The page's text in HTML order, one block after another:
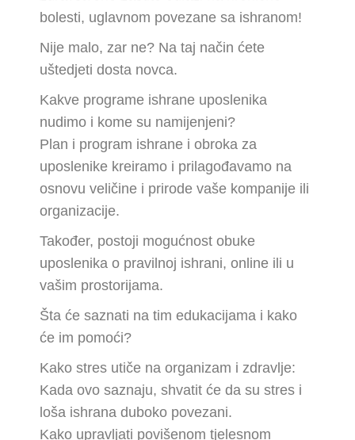
bolesti, uglavnom povezane sa ishranom!
Nije malo, zar ne? Na taj način ćete
uštedjeti dosta novca.
Kakve programe ishrane uposlenika
nudimo i kome su namijenjeni?
Plan i program ishrane i obroka za
uposlenike kreiramo i prilagođavamo na
osnovu veličine i prirode vaše kompanije ili
organizacije.
Također, postoji mogućnost obuke
uposlenika o pravilnoj ishrani, online ili u
vašim prostorijama.
Šta će saznati na tim edukacijama i kako
će im pomoći?
Kako stres utiče na organizam i zdravlje:
Kada ovo saznaju, shvatit će da su stres i
loša ishrana duboko povezani.
Kako upravljati povišenom tjelesnom